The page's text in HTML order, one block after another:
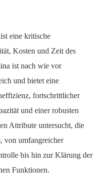
ist eine kritische
Kosten und Zeit des
ist nach wie vor
und bietet eine
fortschrittlicher
und einer robusten
Attribute untersucht, die
von umfangreicher
bis hin zur Klärung der
Funktionen.